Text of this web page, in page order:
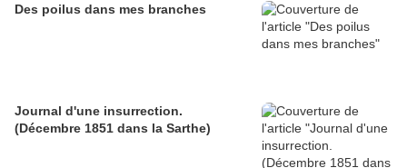
Des poilus dans mes branches
Journal d'une insurrection.
(Décembre 1851 dans la Sarthe)